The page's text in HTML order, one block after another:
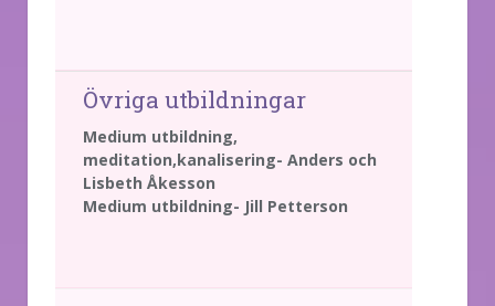
Övriga utbildningar
Medium utbildning,
meditation,kanalisering- Anders och
Lisbeth Åkesson
Medium utbildning- Jill Petterson